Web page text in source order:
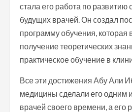
стала его работа по развитию
будущих врачей. Он создал
программу обучения, которая
получение теоретических
практическое обучение в
Все эти достижения Абу Али
медицины сделали его одним
врачей своего времени, а его